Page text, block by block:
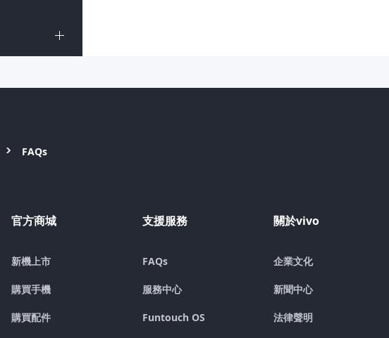
FAQs
官方商城
新機上市
購買手機
購買配件
支援服務
FAQs
服務中心
Funtouch OS
關於vivo
企業文化
新聞中心
法律聲明